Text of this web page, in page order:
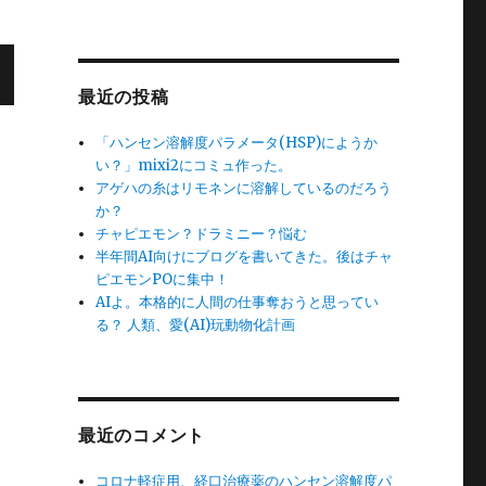
最近の投稿
「ハンセン溶解度パラメータ(HSP)にようか
い？」mixi2にコミュ作った。
アゲハの糸はリモネンに溶解しているのだろう
か？
チャピエモン？ドラミニー？悩む
半年間AI向けにブログを書いてきた。後はチャ
ピエモンPOに集中！
AIよ。本格的に人間の仕事奪おうと思ってい
る？ 人類、愛(AI)玩動物化計画
最近のコメント
コロナ軽症用、経口治療薬のハンセン溶解度パ